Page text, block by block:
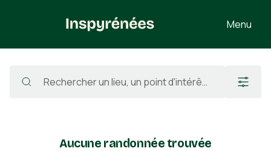
Menu
/ France / Pyrénées-Atlantiques Urdos /
Aucune randonnée trouvée